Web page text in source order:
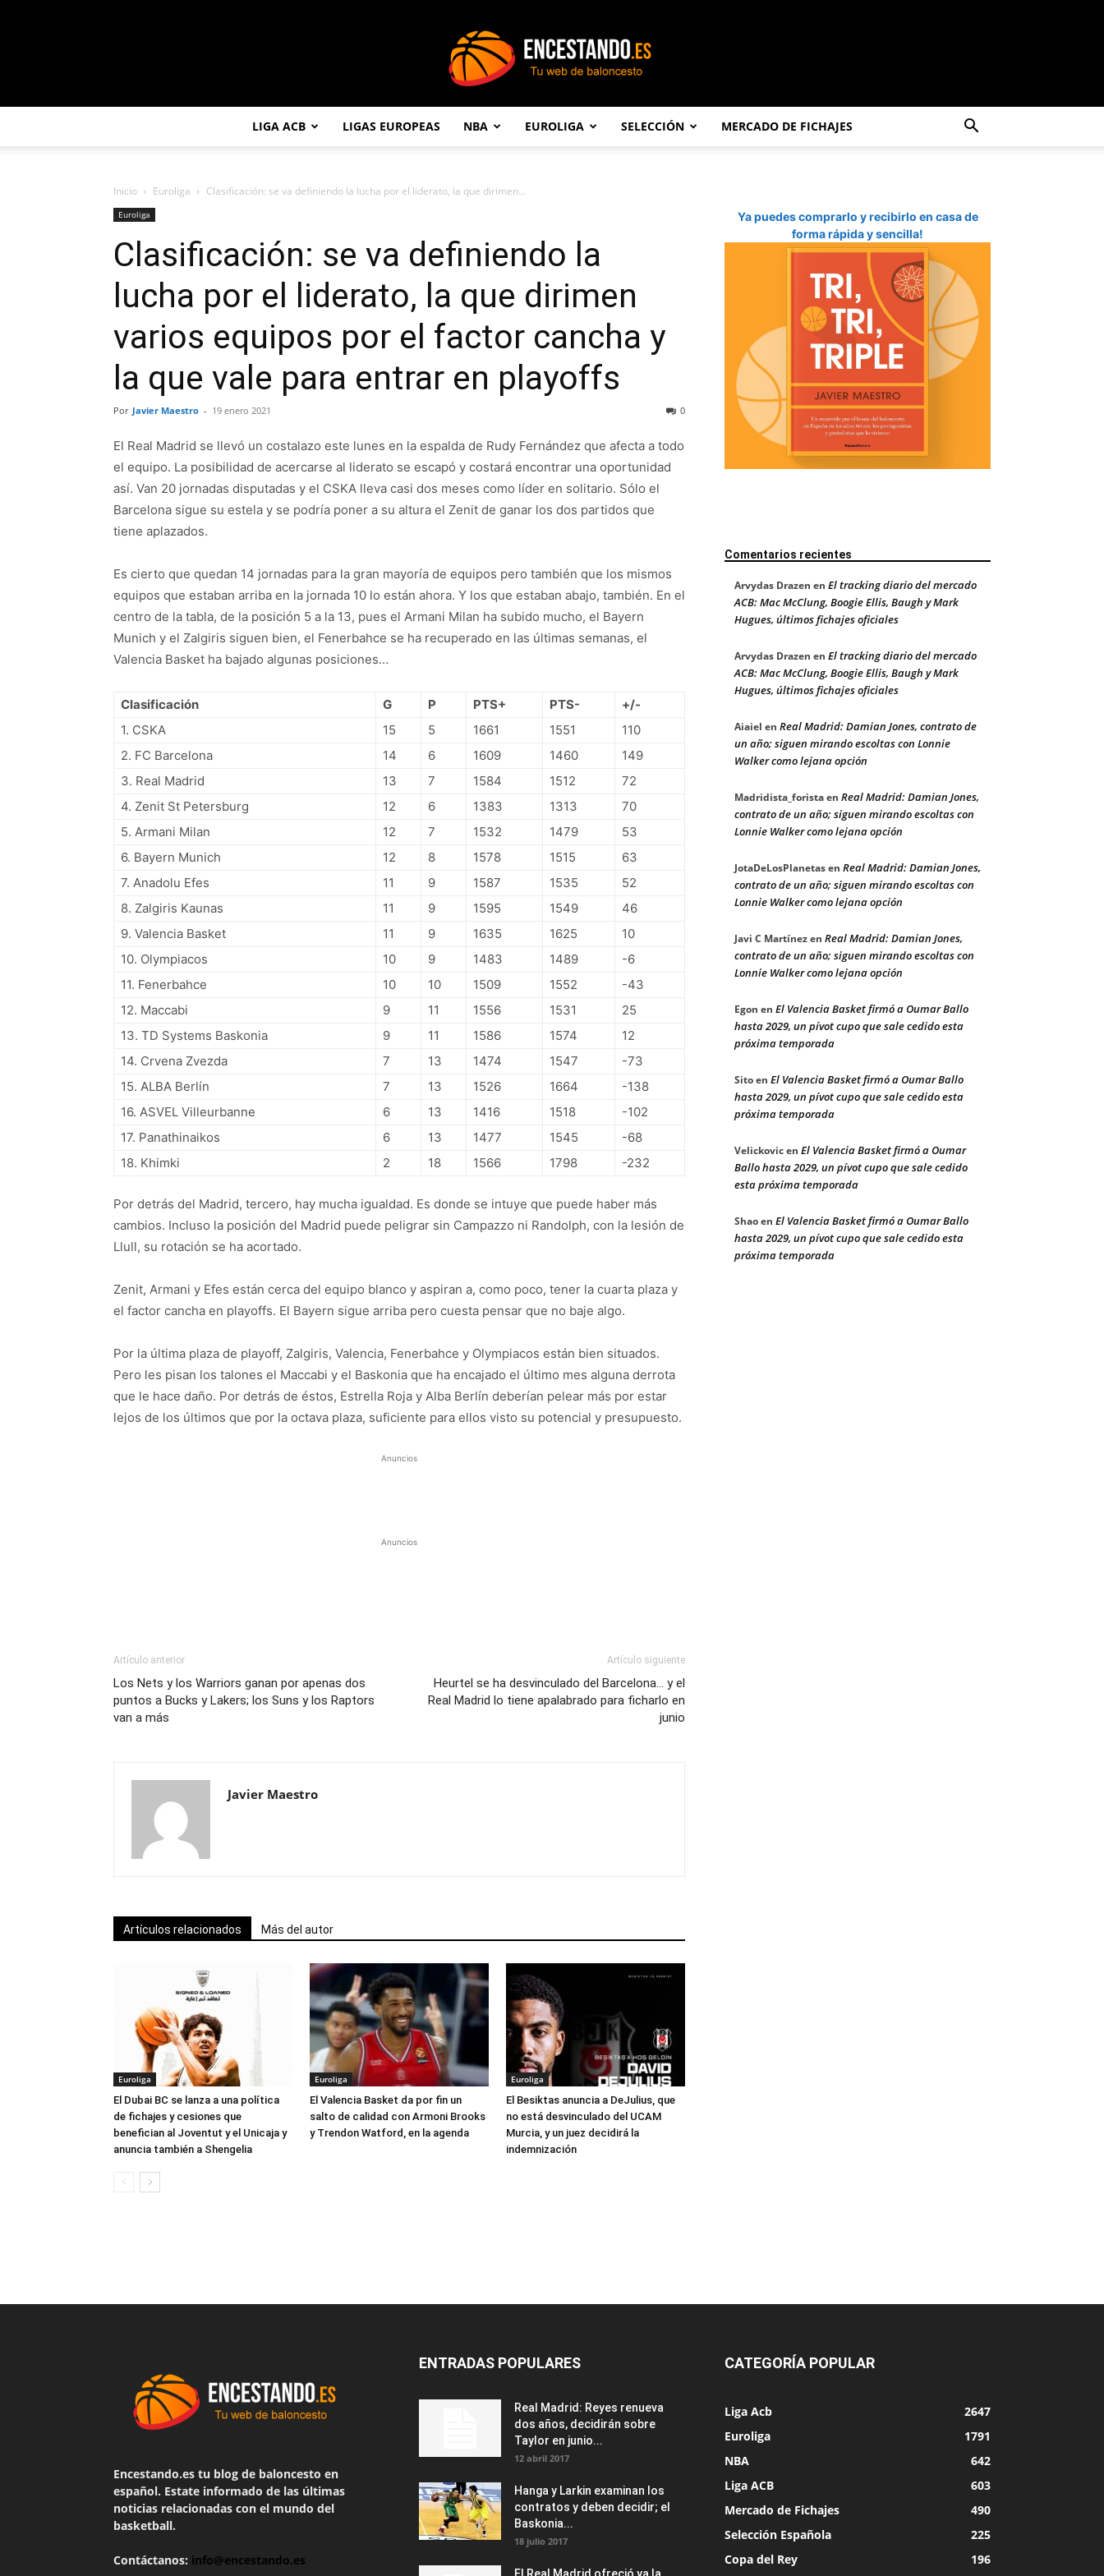
LIGA ACB LIGAS EUROPEAS NBA EUROLIGA SELECCIÓN MERCADO DE FICHAJES
Inicio Euroliga Clasificación: se va definiendo la lucha por el liderato, la que dirimen...
Euroliga
Clasificación: se va definiendo la
lucha por el liderato, la que dirimen
varios equipos por el factor cancha y
la que vale para entrar en playoffs
Por Javier Maestro - 19 enero 2021 0
El Real Madrid se llevó un costalazo este lunes en la espalda de Rudy Fernández que afecta a todo
el equipo. La posibilidad de acercarse al liderato se escapó y costará encontrar una oportunidad
así. Van 20 jornadas disputadas y el CSKA lleva casi dos meses como líder en solitario. Sólo el
Barcelona sigue su estela y se podría poner a su altura el Zenit de ganar los dos partidos que
tiene aplazados.
Es cierto que quedan 14 jornadas para la gran mayoría de equipos pero también que los mismos
equipos que estaban arriba en la jornada 10 lo están ahora. Y los que estaban abajo, también. En el
centro de la tabla, de la posición 5 a la 13, pues el Armani Milan ha subido mucho, el Bayern
Munich y el Zalgiris siguen bien, el Fenerbahce se ha recuperado en las últimas semanas, el
Valencia Basket ha bajado algunas posiciones…
Clasificación G P PTS+ PTS-
+/-
1. CSKA
15 5 1661 1551
110
2. FC Barcelona
14 6 1609 1460
149
3. Real Madrid
13 7 1584 1512
72
4. Zenit St Petersburg
12 6 1383 1313
70
5. Armani Milan
12 7 1532 1479
53
6. Bayern Munich
12 8 1578 1515
63
7. Anadolu Efes
11 9 1587 1535
52
8. Zalgiris Kaunas
11 9 1595 1549
46
9. Valencia Basket
11 9 1635 1625
10
10. Olympiacos
10 9 1483 1489
-6
11. Fenerbahce
10 10 1509 1552
-43
12. Maccabi
9 11 1556 1531
25
13. TD Systems Baskonia
9 11 1586 1574
12
14. Crvena Zvezda
7 13 1474 1547
-73
15. ALBA Berlín
7 13 1526 1664
-138
16. ASVEL Villeurbanne
6 13 1416 1518
-102
17. Panathinaikos
6 13 1477 1545
-68
18. Khimki
2 18 1566 1798 -232
Por detrás del Madrid, tercero, hay mucha igualdad. Es donde se intuye que puede haber más
cambios. Incluso la posición del Madrid puede peligrar sin Campazzo ni Randolph, con la lesión de
Llull, su rotación se ha acortado.
Zenit, Armani y Efes están cerca del equipo blanco y aspiran a, como poco, tener la cuarta plaza y
el factor cancha en playoffs. El Bayern sigue arriba pero cuesta pensar que no baje algo.
Por la última plaza de playoff, Zalgiris, Valencia, Fenerbahce y Olympiacos están bien situados.
Pero les pisan los talones el Maccabi y el Baskonia que ha encajado el último mes alguna derrota
que le hace daño. Por detrás de éstos, Estrella Roja y Alba Berlín deberían pelear más por estar
lejos de los últimos que por la octava plaza, suficiente para ellos visto su potencial y presupuesto.
Anuncios
Anuncios
Artículo anterior
Los Nets y los Warriors ganan por apenas dos
puntos a Bucks y Lakers; los Suns y los Raptors
van a más
Artículo siguiente
Heurtel se ha desvinculado del Barcelona… y el
Real Madrid lo tiene apalabrado para ficharlo en
junio
Javier Maestro
Artículos relacionados Más del autor
Euroliga
El Dubai BC se lanza a una política
de fichajes y cesiones que
benefician al Joventut y el Unicaja y
anuncia también a Shengelia
Euroliga
El Valencia Basket da por fin un
salto de calidad con Armoni Brooks
y Trendon Watford, en la agenda
Euroliga
El Besiktas anuncia a DeJulius, que
no está desvinculado del UCAM
Murcia, y un juez decidirá la
indemnización
Ya puedes comprarlo y recibirlo en casa de
forma rápida y sencilla!
Comentarios recientes
Arvydas Drazen en El tracking diario del mercado
ACB: Mac McClung, Boogie Ellis, Baugh y Mark
Hugues, últimos fichajes oficiales
Arvydas Drazen en El tracking diario del mercado
ACB: Mac McClung, Boogie Ellis, Baugh y Mark
Hugues, últimos fichajes oficiales
Aiaiel en Real Madrid: Damian Jones, contrato de
un año; siguen mirando escoltas con Lonnie
Walker como lejana opción
Madridista_foristaen Real Madrid: Damian Jones,
contrato de un año; siguen mirando escoltas con
Lonnie Walker como lejana opción
JotaDeLosPlanetasen Real Madrid: Damian Jones,
contrato de un año; siguen mirando escoltas con
Lonnie Walker como lejana opción
Javi C Martínezen Real Madrid: Damian Jones,
contrato de un año; siguen mirando escoltas con
Lonnie Walker como lejana opción
Egon en El Valencia Basket firmó a Oumar Ballo
hasta 2029, un pívot cupo que sale cedido esta
próxima temporada
Sitoen El Valencia Basket firmó a Oumar Ballo
hasta 2029, un pívot cupo que sale cedido esta
próxima temporada
Velickovicen El Valencia Basket firmó a Oumar
Ballo hasta 2029, un pívot cupo que sale cedido
esta próxima temporada
Shaoen El Valencia Basket firmó a Oumar Ballo
hasta 2029, un pívot cupo que sale cedido esta
próxima temporada
Encestando.es tu blog de baloncesto en
español. Estate informado de las últimas
noticias relacionadas con el mundo del
basketball.
Contáctanos: info@encestando.es
ENTRADAS POPULARES
Real Madrid: Reyes renueva
dos años, decidirán sobre
Taylor en junio...
12 abril 2017
Hanga y Larkin examinan los
contratos y deben decidir; el
Baskonia...
18 julio 2017
CATEGORÍA POPULAR
Liga Acb
2647
Euroliga
1791
NBA
642
Liga ACB
603
Mercado de Fichajes
490
Selección Española
225
Copa del Rey
196